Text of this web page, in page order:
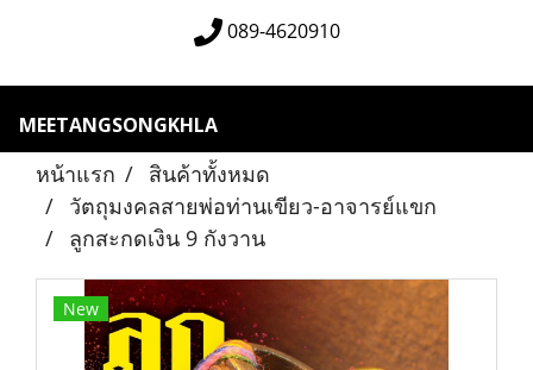
089-4620910
MEETANGSONGKHLA
หน้าแรก
สินค้าทั้งหมด
วัตถุมงคลสายพ่อท่านเขียว-อาจารย์แขก
ลูกสะกดเงิน 9 กังวาน
New